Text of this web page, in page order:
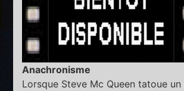
Anachronisme
Lorsque Steve Mc Queen tatoue